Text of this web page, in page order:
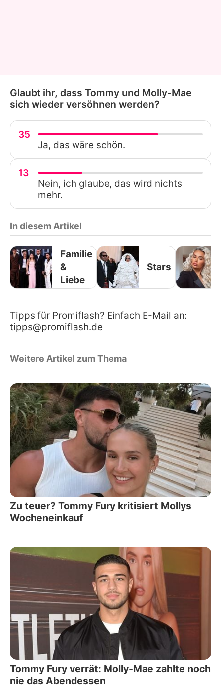
Glaubt ihr, dass Tommy und Molly-Mae
sich wieder versöhnen werden?
35
Ja, das wäre schön.
13
Nein, ich glaube, das wird nichts
mehr.
In diesem Artikel
Familie
&
Liebe
Stars
Tipps für Promiflash? Einfach E-Mail an:
tipps@promiflash.de
Weitere Artikel zum Thema
Zu teuer? Tommy Fury kritisiert Mollys
Wocheneinkauf
Tommy Fury verrät: Molly-Mae zahlte noch
nie das Abendessen